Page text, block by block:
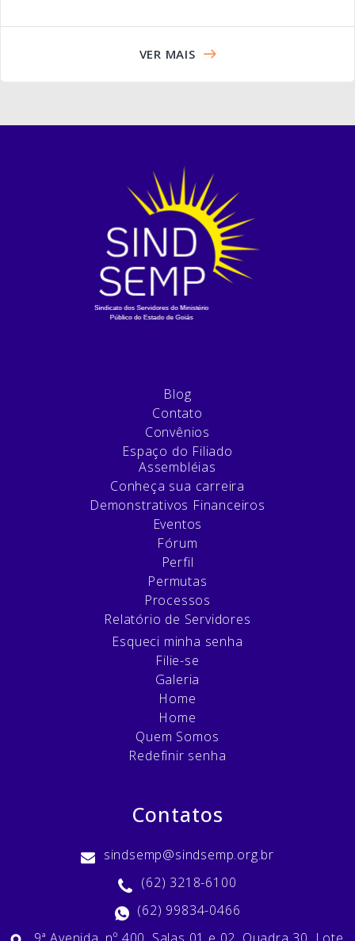
VER MAIS
Blog
Contato
Convênios
Espaço do Filiado
Assembléias
Conheça sua carreira
Demonstrativos Financeiros
Eventos
Fórum
Perfil
Permutas
Processos
Relatório de Servidores
Esqueci minha senha
Filie-se
Galeria
Home
Home
Quem Somos
Redefinir senha
Contatos
sindsemp@sindsemp.org.br
(62) 3218-6100
(62) 99834-0466